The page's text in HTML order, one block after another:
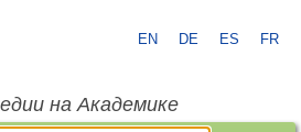
EN DE ES FR
на Академике